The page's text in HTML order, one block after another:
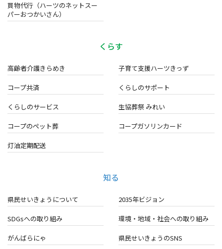
買物代行（ハーツのネットスー
パーおつかいさん）
くらす
高齢者介護きらめき 子育て支援ハーツきっず
コープ共済 くらしのサポート
くらしのサービス 生協葬祭 みれい
コープのペット葬 コープガソリンカード
灯油定期配送
知る
県民せいきょうについて 2035年ビジョン
SDGsへの取り組み 環境・地域・ 社会への取り組み
がんばらにゃ 県民せいきょうのSNS